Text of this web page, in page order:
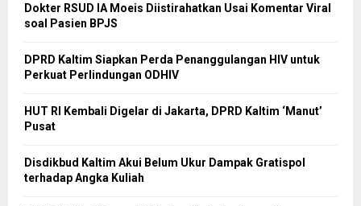
Dokter RSUD IA Moeis Diistirahatkan Usai Komentar Viral
soal Pasien BPJS
DPRD Kaltim Siapkan Perda Penanggulangan HIV untuk
Perkuat Perlindungan ODHIV
HUT RI Kembali Digelar di Jakarta, DPRD Kaltim ‘Manut’
Pusat
Disdikbud Kaltim Akui Belum Ukur Dampak Gratispol
terhadap Angka Kuliah